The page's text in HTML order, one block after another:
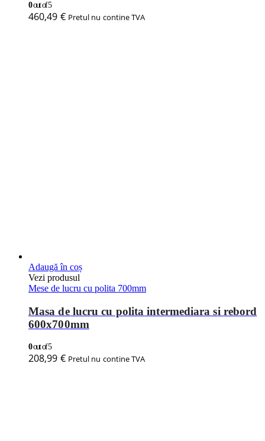
0out of 5
460,49 € Pretul nu contine TVA
Adaugă în coș
Vezi produsul
Mese de lucru cu polita 700mm
Masa de lucru cu polita intermediara si rebord
600x700mm
0out of 5
208,99 € Pretul nu contine TVA